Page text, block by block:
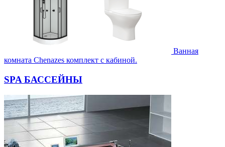
Ванная
комната Chenazes комплект с кабиной.
SPA БАССЕЙНЫ